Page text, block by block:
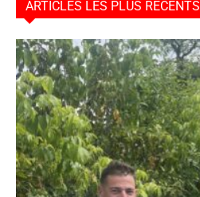
ARTICLES LES PLUS RÉCENTS